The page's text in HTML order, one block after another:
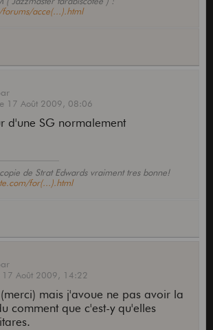
acce(...).html
17 Août 2009, 08:06
d'une SG normalement
de Strat Edwards vraiment tres bonne!
for(...).html
17 Août 2009, 14:22
mais j'avoue ne pas avoir la
comment que c'est-y qu'elles